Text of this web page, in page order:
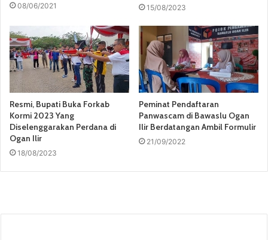
08/06/2021 15/08/2023
Resmi, Bupati Buka Forkab
Kormi 2023 Yang
Diselenggarakan Perdana di
Ogan Ilir
18/08/2023
Peminat Pendaftaran
Panwascam di Bawaslu Ogan
Ilir Berdatangan Ambil Formulir
21/09/2022